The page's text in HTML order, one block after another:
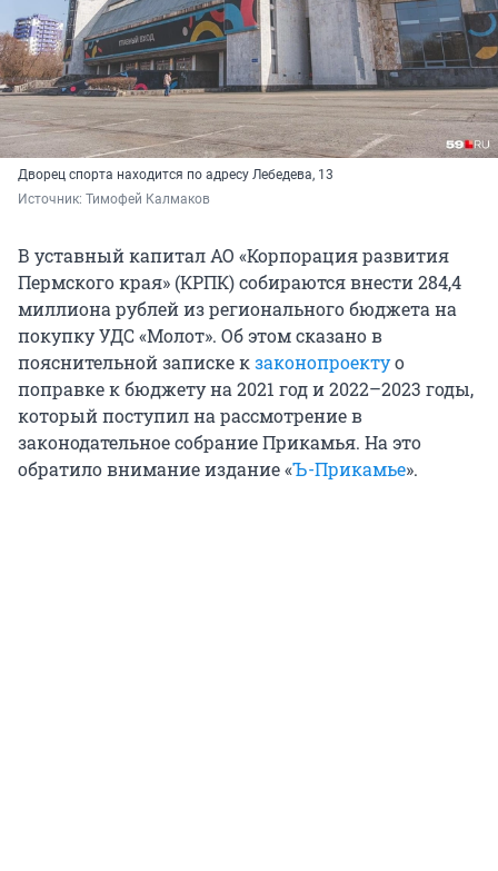
Дворец спорта находится по адресу Лебедева, 13
Источник: Тимофей Калмаков
В уставный капитал АО «Корпорация развития
Пермского края» (КРПК) собираются внести 284,4
миллиона рублей из регионального бюджета на
покупку УДС «Молот». Об этом сказано в
пояснительной записке кзаконопроектуо
поправке к бюджету на 2021 год и 2022–2023 годы,
который поступил на рассмотрение в
законодательное собрание Прикамья. На это
обратило внимание издание «Ъ-Прикамье».